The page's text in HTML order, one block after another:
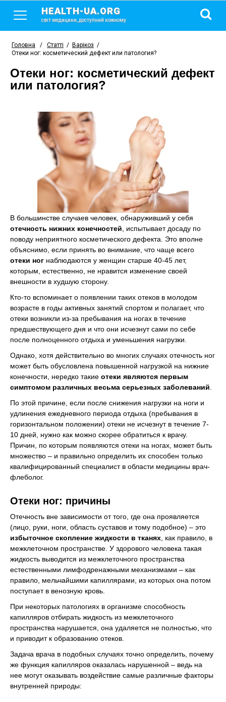
HEALTH-UA.ORG
світ медицини, доступний кожному
Головна / Статті / Варікоз /
Отеки ног: косметический дефект или патология?
Отеки ног: косметический дефект
или патология?
В большинстве случаев человек, обнаруживший у себя
отечность нижних конечностей , испытывает досаду по
поводу неприятного косметического дефекта. Это вполне
объяснимо, если принять во внимание, что чаще всего
отеки ног наблюдаются у женщин старше 40-45 лет,
которым, естественно, не нравится изменение своей
внешности в худшую сторону.
Кто-то вспоминает о появлении таких отеков в молодом
возрасте в годы активных занятий спортом и полагает, что
отеки возникли из-за пребывания на ногах в течение
предшествующего дня и что они исчезнут сами по себе
после полноценного отдыха и уменьшения нагрузки.
Однако, хотя действительно во многих случаях отечность ног
может быть обусловлена повышенной нагрузкой на нижние
конечности, нередко такие отеки являются первым
симптомом различных весьма серьезных заболеваний
По этой причине, если после снижения нагрузки на ноги и
удлинения ежедневного периода отдыха (пребывания в
горизонтальном положении) отеки не исчезнут в течение 7-
10 дней, нужно как можно скорее обратиться к врачу.
Причин, по которым появляются отеки на ногах, может быть
множество – и правильно определить их способен только
квалифицированный специалист в области медицины врач-
флеболог.
Отеки ног: причины
Отечность вне зависимости от того, где она проявляется
(лицо, руки, ноги, область суставов и тому подобное) – это
избыточное скопление жидкости в тканях , как правило, в
межклеточном пространстве. У здорового человека такая
жидкость выводится из межклеточного пространства
естественными лимфодренажными механизмами – как
правило, мельчайшими капиллярами, из которых она потом
поступает в венозную кровь.
При некоторых патологиях в организме способность
капилляров отбирать жидкость из межклеточного
пространства нарушается, она удаляется не полностью, что
и приводит к образованию отеков.
Задача врача в подобных случаях точно определить, почему
же функция капилляров оказалась нарушенной – ведь на
нее могут оказывать воздействие самые различные факторы
внутренней природы: